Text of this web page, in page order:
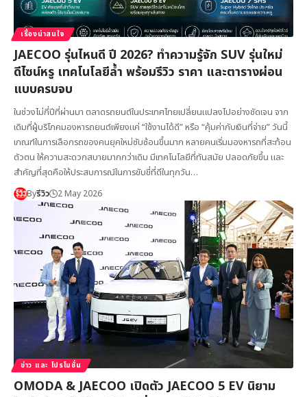
เรื่องน่าสนใจ
JAECOO รุ่นไหนดี ปี 2026? ทำความรู้จัก SUV รุ่นใหม่
ดีไซน์หรู เทคโนโลยีล้ำ พร้อมรีวิว ราคา และตารางผ่อน
แบบครบจบ
ในช่วงไม่กี่ปีที่ผ่านมา ตลาดรถยนต์ในประเทศไทยเปลี่ยนแปลงไปอย่างชัดเจน จาก
เดิมที่ผู้บริโภคมองหารถยนต์เพียงแค่ “ใช้งานได้ดี” หรือ “คุ้มค่ากับเงินที่จ่าย” วันนี้
เกณฑ์ในการเลือกรถของคนยุคใหม่ซับซ้อนขึ้นมาก หลายคนเริ่มมองหารถที่สะท้อน
ตัวตน ให้ความสะดวกสบายมากกว่าเดิม มีเทคโนโลยีที่ทันสมัย ปลอดภัยขึ้น และ
สำคัญที่สุดคือให้ประสบการณ์ในการขับขี่ที่ดีในทุกวัน…
Byรีวิว 2 May 2026
ข่าว และ โปรโมชั่น
OMODA & JAECOO เปิดตัว JAECOO 5 EV นิยาม